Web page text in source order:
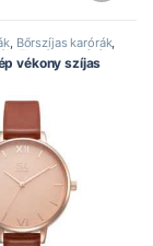
Bőrszíjas karórák,
, Elegáns karórák ,
óra
vékony szíjas